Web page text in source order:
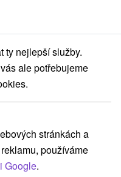
dětmi v Tatrách
ty nejlepší služby.
ale potřebujeme
stránkách a
používáme
Google.